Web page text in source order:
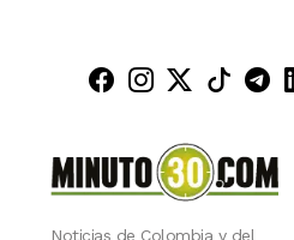
Minuto30 en
Minuto30
Noticias de Colombia y del